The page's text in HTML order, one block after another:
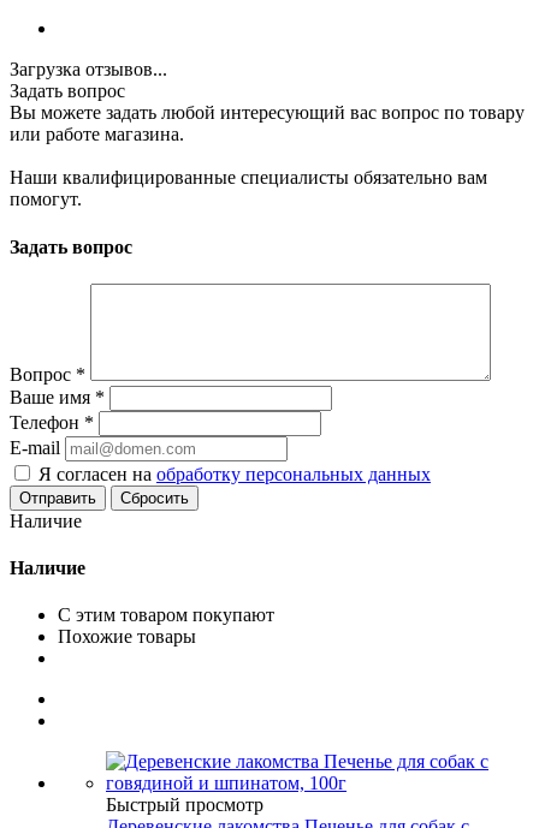
Загрузка отзывов...
Задать вопрос
Вы можете задать любой интересующий вас вопрос по товару
или работе магазина.
Наши квалифицированные специалисты обязательно вам
помогут.
Задать вопрос
Вопрос *
Ваше имя *
Телефон *
E-mail
Я согласен на обработку персональных данных
Сбросить
Наличие
Наличие
С этим товаром покупают
Похожие товары
Быстрый просмотр